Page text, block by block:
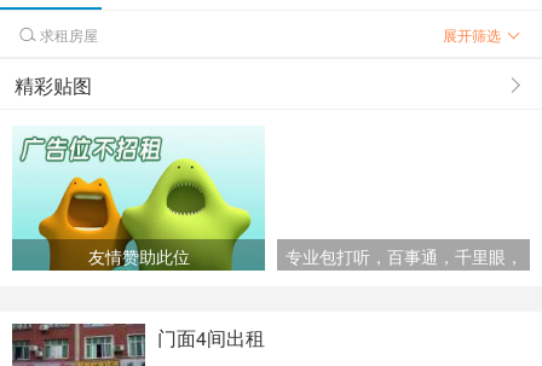
 求租房屋 展开筛选
精彩贴图
友情赞助此位
专业包打听，百事通，千里眼，
门面4间出租